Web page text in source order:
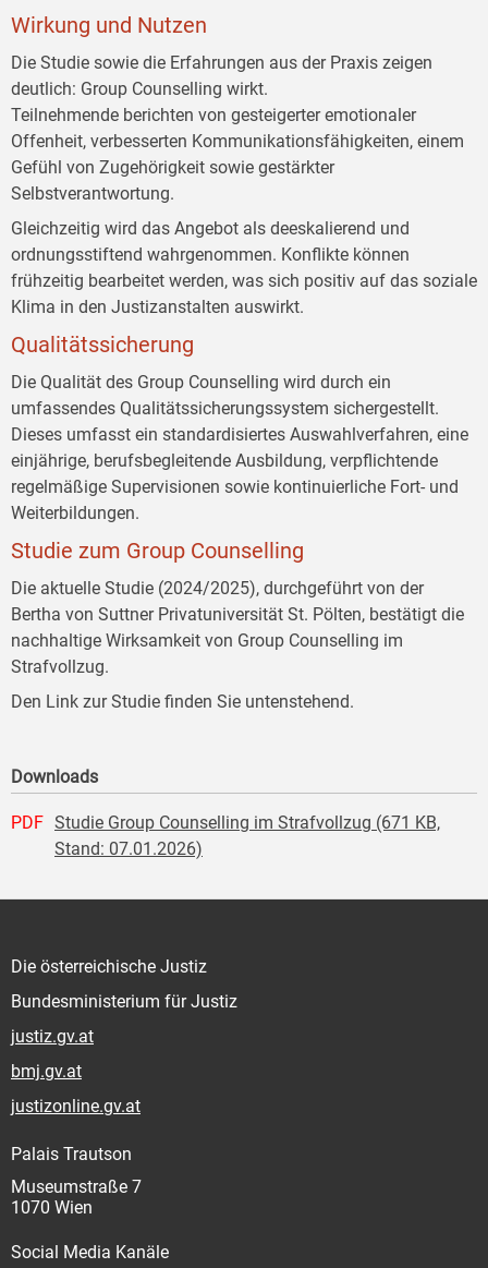
Wirkung und Nutzen
Die Studie sowie die Erfahrungen aus der Praxis zeigen
deutlich: Group Counselling wirkt.
Teilnehmende berichten von gesteigerter emotionaler
Offenheit, verbesserten Kommunikationsfähigkeiten, einem
Gefühl von Zugehörigkeit sowie gestärkter
Selbstverantwortung.
Gleichzeitig wird das Angebot als deeskalierend und
ordnungsstiftend wahrgenommen. Konflikte können
frühzeitig bearbeitet werden, was sich positiv auf das soziale
Klima in den Justizanstalten auswirkt.
Qualitätssicherung
Die Qualität des Group Counselling wird durch ein
umfassendes Qualitätssicherungssystem sichergestellt.
Dieses umfasst ein standardisiertes Auswahlverfahren, eine
einjährige, berufsbegleitende Ausbildung, verpflichtende
regelmäßige Supervisionen sowie kontinuierliche Fort- und
Weiterbildungen.
Studie zum Group Counselling
Die aktuelle Studie (2024/2025), durchgeführt von der
Bertha von Suttner Privatuniversität St. Pölten, bestätigt die
nachhaltige Wirksamkeit von Group Counselling im
Strafvollzug.
Den Link zur Studie finden Sie untenstehend.
Downloads
PDF Studie Group Counselling im Strafvollzug (671 KB,
Stand: 07.01.2026)
Die österreichische Justiz
Bundesministerium für Justiz
justiz.gv.at
bmj.gv.at
justizonline.gv.at
Palais Trautson
Museumstraße 7
1070 Wien
Social Media Kanäle